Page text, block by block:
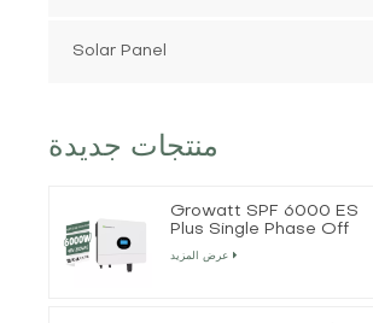
Solar Panel
منتجات جديدة
Growatt SPF 6000 ES
Plus Single Phase Off
Grid Solar Inverter
عرض المزيد